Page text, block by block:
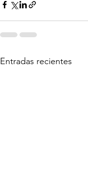
Entradas recientes